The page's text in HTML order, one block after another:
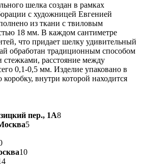
шелка создан в рамках
с художницей Евгенией
из ткани с твиловым
18 мм. В каждом сантиметре
что придает шелку удивительный
обработан традиционным способом
расстояние между
0,1-0,5 мм. Изделие упаковано в
внутри которой находится
пер., 1А8
5
10